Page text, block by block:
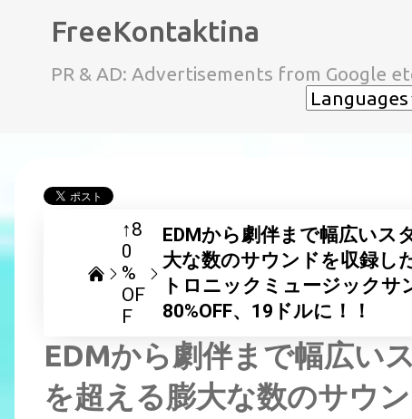
FreeKontaktina
PR & AD: Advertisements from Google
↑8
0
%
OF
F
EDMから劇伴まで幅広いス
大な数のサウンドを収録し
トロニックミュージック
80%OFF、19ドルに！！
EDMから劇伴まで幅広い
を超える膨大な数のサウ